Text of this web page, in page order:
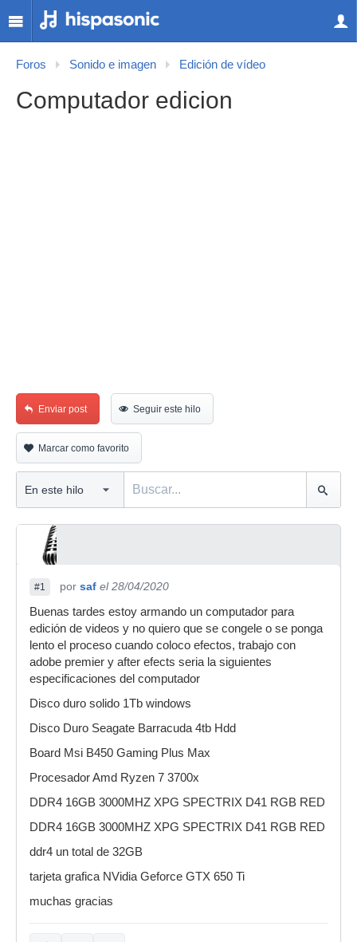
Foros Sonido e imagen Edición de vídeo
Computador edicion
Enviar post Seguir este hilo
Marcar como favorito
#1 por saf el 28/04/2020
Buenas tardes estoy armando un computador para
edición de videos y no quiero que se congele o se ponga
lento el proceso cuando coloco efectos, trabajo con
adobe premier y after efects seria la siguientes
especificaciones del computador
Disco duro solido 1Tb windows
Disco Duro Seagate Barracuda 4tb Hdd
Board Msi B450 Gaming Plus Max
Procesador Amd Ryzen 7 3700x
DDR4 16GB 3000MHZ XPG SPECTRIX D41 RGB RED
DDR4 16GB 3000MHZ XPG SPECTRIX D41 RGB RED
ddr4 un total de 32GB
tarjeta grafica NVidia Geforce GTX 650 Ti
muchas gracias